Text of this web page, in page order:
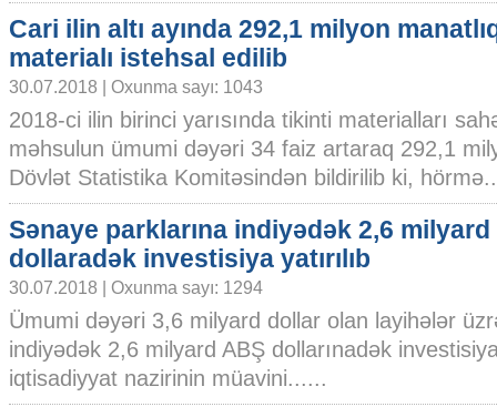
Cari ilin altı ayında 292,1 milyon
materialı istehsal edilib
30.07.2018 | Oxunma sayı: 1043
2018-ci ilin birinci yarısında tikinti materialları
məhsulun ümumi dəyəri 34 faiz artaraq 292,1
Dövlət Statistika Komitəsindən bildirilib ki,
Sənaye parklarına indiyədək 2,6 milyard
dollaradək investisiya yatırılıb
30.07.2018 | Oxunma sayı: 1294
Ümumi dəyəri 3,6 milyard dollar olan layihələr
indiyədək 2,6 milyard ABŞ dollarınadək
iqtisadiyyat nazirinin müavini......